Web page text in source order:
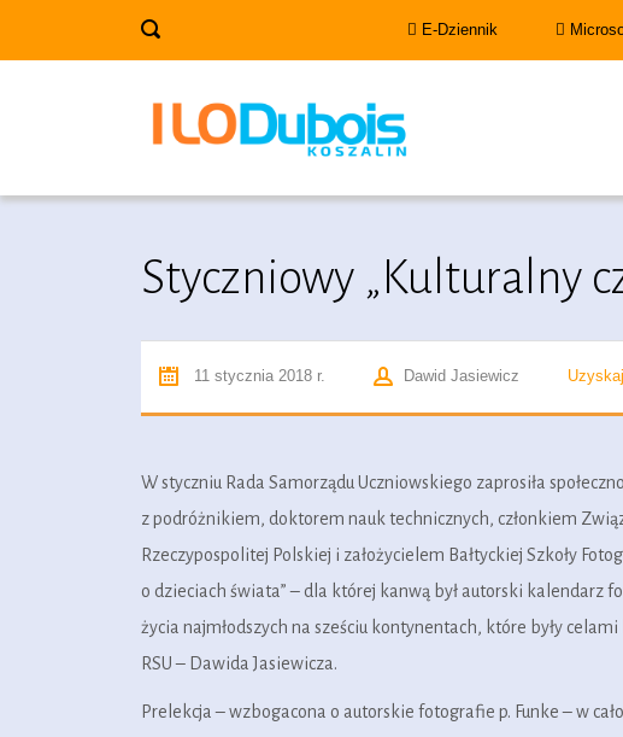
E-Dziennik
Styczniowy „Kulturalny
11 stycznia 2018 r. Dawid Jasiewicz
W styczniu Rada Samorządu Uczniowskiego zaprosiła
z podróżnikiem, doktorem nauk technicznych, członkiem
Rzeczypospolitej Polskiej i założycielem Bałtyckiej Szkoły
o dzieciach świata” – dla której kanwą był autorski kalendarz
życia najmłodszych na sześciu kontynentach, które były
RSU – Dawida Jasiewicza.
Prelekcja – wzbogacona o autorskie fotografie p. Funke – w